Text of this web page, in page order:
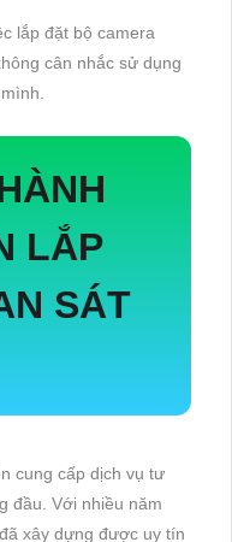
lắp đặt bộ camera
cân nhắc sử dụng
LẮP
SÁT
cung cấp dịch vụ tư
đầu. Với nhiều năm
xây dựng được uy tín